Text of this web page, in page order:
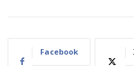
Facebook